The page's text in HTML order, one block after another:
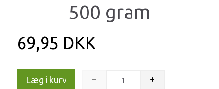
500 gram
69,95 DKK
Læg i kurv